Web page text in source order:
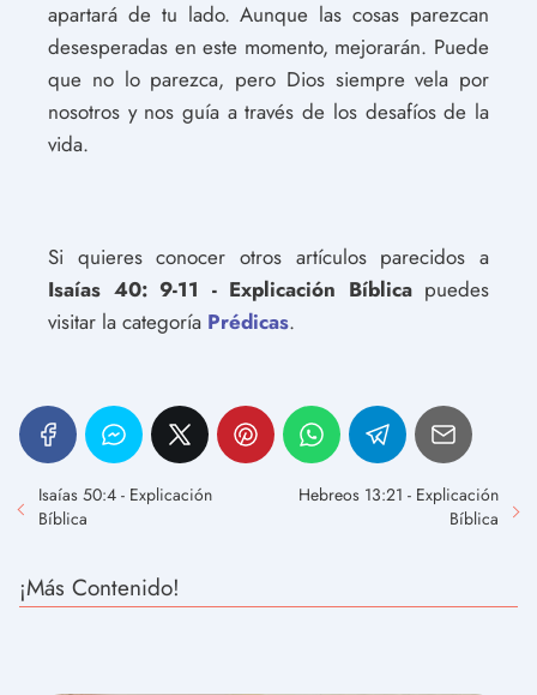
apartará de tu lado. Aunque las cosas parezcan
desesperadas en este momento, mejorarán. Puede
que no lo parezca, pero Dios siempre vela por
nosotros y nos guía a través de los desafíos de la
vida.
Si quieres conocer otros artículos parecidos a
Isaías 40: 9-11 - Explicación Bíblicapuedes
visitar la categoría Prédicas.
Isaías 50:4 - Explicación
Bíblica
Hebreos 13:21 - Explicación
Bíblica
¡Más Contenido!